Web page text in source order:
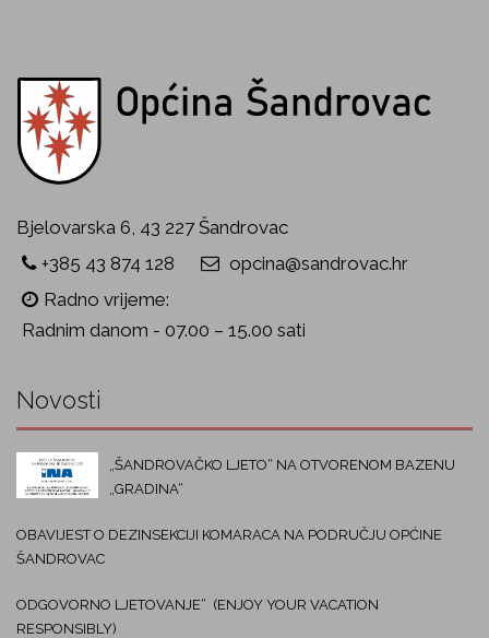
Bjelovarska 6, 43 227 Šandrovac
+385 43 874 128
opcina@sandrovac.hr
Radno vrijeme:
Radnim danom - 07.00 – 15.00 sati
Novosti
„ŠANDROVAČKO LJETO“ NA OTVORENOM BAZENU
„GRADINA“
OBAVIJEST O DEZINSEKCIJI KOMARACA NA PODRUČJU OPĆINE
ŠANDROVAC
ODGOVORNO LJETOVANJE“ (ENJOY YOUR VACATION
RESPONSIBLY)